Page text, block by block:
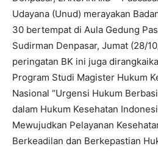
Udayana (Unud) merayakan
30 bertempat di Aula Gedung
Sudirman Denpasar, Jumat (28/
peringatan BK ini juga
Program Studi Magister Hukum
Nasional “Urgensi Hukum
dalam Hukum Kesehatan
Mewujudkan Pelayanan
Berkeadilan dan Berkepastian